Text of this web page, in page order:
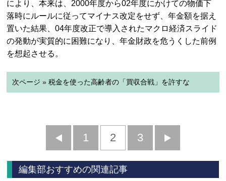
により、本来は、2000年度から02年度にかけての物価下
落時にルールに従ってマイナス改定をせず、年金額を据え
置いた結果、04年度改正で導入されたマクロ経済スライド
の発動が実質的に困難になり、年金財政を危うくした前例
を想起させる。
次ページ » 税金を使った高齢者の「買収合戦」を許すな
前
へ
1 2 3
へ
編集部おすすめの関連記事